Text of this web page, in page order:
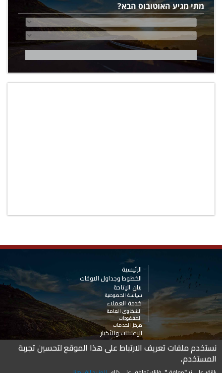
מתי מגיע האוטובוס הבא?
الرئيسية
الخطوط وجداول الاوقات
بيان الإتاحة
سياسة الخصوصية
خدمة العملاء
الشكاوى العامة
المفقودات
مركز الخدمات
الإعلانات والأخبار
®جميع الحقوق محفوظة لشركة جي. بي. تورز م.ض 2005 - 2023 ©
GB-TOURS.COM
نستخدم ملفات تعريف الارتباط على هذا الموقع لتحسين تجربة
المستخدم.